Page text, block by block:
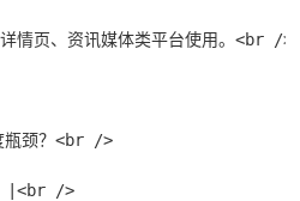
情页、资讯媒体类平台使用。<br />
瓶颈？<br />
|<br />